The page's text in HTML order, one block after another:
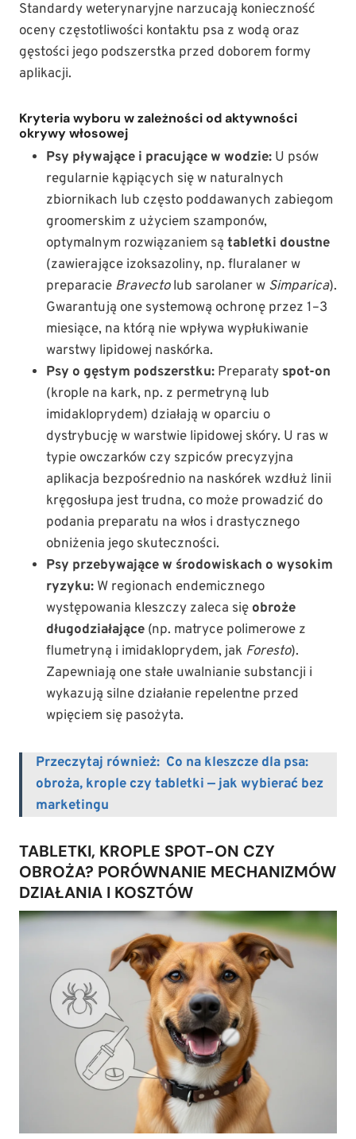
Standardy weterynaryjne narzucają konieczność
oceny częstotliwości kontaktu psa z wodą oraz
gęstości jego podszerstka przed doborem formy
aplikacji.
Kryteria wyboru w zależności od aktywności
okrywy włosowej
Psy pływające i pracujące w wodzie: U psów
regularnie kąpiących się w naturalnych
zbiornikach lub często poddawanych zabiegom
groomerskim z użyciem szamponów,
optymalnym rozwiązaniem są tabletki doustne
(zawierające izoksazoliny, np. fluralaner w
preparacie Bravectolub sarolaner w Simparica).
Gwarantują one systemową ochronę przez 1–3
miesiące, na którą nie wpływa wypłukiwanie
warstwy lipidowej naskórka.
Psy o gęstym podszerstku: Preparaty spot-on
(krople na kark, np. z permetryną lub
imidakloprydem) działają w oparciu o
dystrybucję w warstwie lipidowej skóry. U ras w
typie owczarków czy szpiców precyzyjna
aplikacja bezpośrednio na naskórek wzdłuż linii
kręgosłupa jest trudna, co może prowadzić do
podania preparatu na włos i drastycznego
obniżenia jego skuteczności.
Psy przebywające w środowiskach o wysokim
ryzyku: W regionach endemicznego
występowania kleszczy zaleca się obroże
długodziałające (np. matryce polimerowe z
flumetryną i imidakloprydem, jak Foresto).
Zapewniają one stałe uwalnianie substancji i
wykazują silne działanie repelentne przed
wpięciem się pasożyta.
Przeczytaj również: Co na kleszcze dla psa:
obroża, krople czy tabletki — jak wybierać bez
marketingu
TABLETKI, KROPLE SPOT-ON CZY
OBROŻA? PORÓWNANIE MECHANIZMÓW
DZIAŁANIA I KOSZTÓW